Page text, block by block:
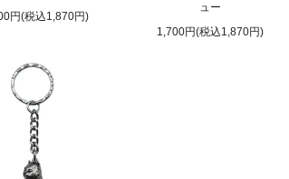
円(税込1,870円)
ュー
1,700円(税込1,870円)